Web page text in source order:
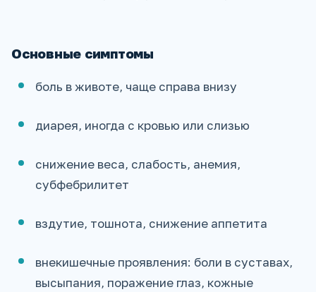
Основные симптомы
боль в животе, чаще справа внизу
диарея, иногда с кровью или слизью
снижение веса, слабость, анемия,
субфебрилитет
вздутие, тошнота, снижение аппетита
внекишечные проявления: боли в суставах,
высыпания, поражение глаз, кожные